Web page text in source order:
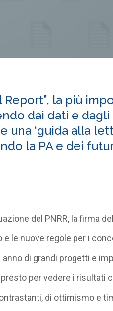
Report”, la più
dai dati e
una ‘guida alla
la PA e dei
del PNRR, la firma
le nuove regole per i
di grandi progetti e
per vedere i risultati
di ottimismo e